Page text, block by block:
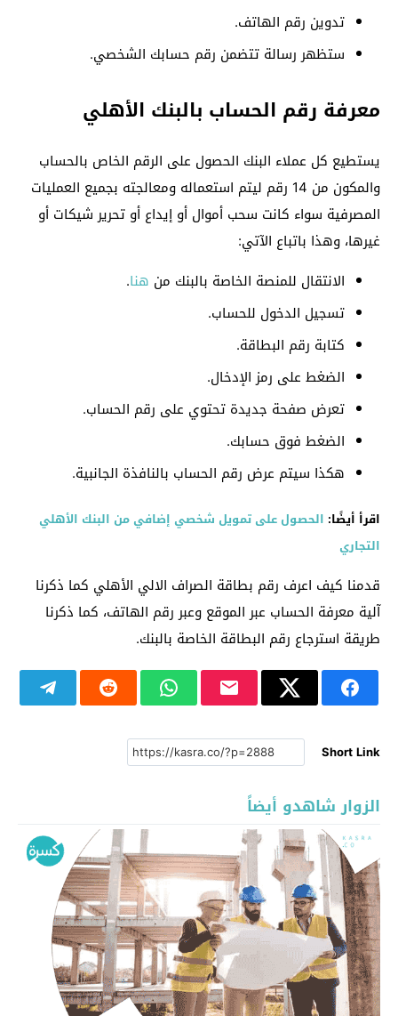
تدوين رقم الهاتف.
ستظهر رسالة تتضمن رقم حسابك الشخصي.
معرفة رقم الحساب بالبنك الأهلي
يستطيع كل عملاء البنك الحصول على الرقم الخاص بالحساب
والمكون من 14 رقم ليتم استعماله ومعالجته بجميع العمليات
المصرفية سواء كانت سحب أموال أو إيداع أو تحرير شيكات أو
غيرها، وهذا باتباع الآتي:
الانتقال للمنصة الخاصة بالبنك من هنا.
تسجيل الدخول للحساب.
كتابة رقم البطاقة.
الضغط على رمز الإدخال.
تعرض صفحة جديدة تحتوي على رقم الحساب.
الضغط فوق حسابك.
هكذا سيتم عرض رقم الحساب بالنافذة الجانبية.
اقرأ أيضًا: الحصول على تمويل شخصي إضافي من البنك الأهلي
التجاري
قدمنا كيف اعرف رقم بطاقة الصراف الالي الأهلي كما ذكرنا
آلية معرفة الحساب عبر الموقع وعبر رقم الهاتف، كما ذكرنا
طريقة استرجاع رقم البطاقة الخاصة بالبنك.
Short Link
الزوار شاهدو أيضاً